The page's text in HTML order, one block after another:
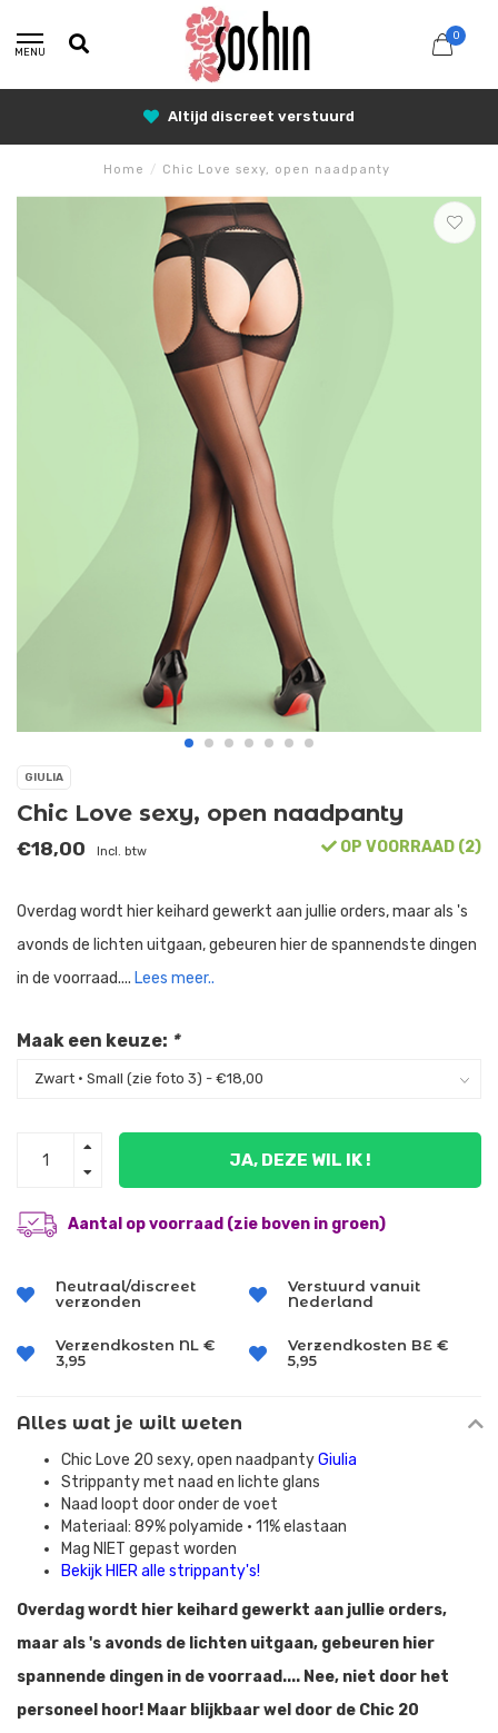
MENU
0
25% Korting met SUNSHINE25
Home / Chic Love sexy, open naadpanty
GIULIA
Chic Love sexy, open naadpanty
€18,00 Incl. btw OP VOORRAAD (2)
Overdag wordt hier keihard gewerkt aan jullie orders, maar als 's
avonds de lichten uitgaan, gebeuren hier de spannendste dingen
in de voorraad.... Lees meer..
Maak een keuze: *
JA, DEZE WIL IK !
Aantal op voorraad (zie boven in groen)
Neutraal/discreet
verzonden
Verstuurd vanuit
Nederland
Verzendkosten NL €
3,95
Verzendkosten BE €
5,95
Alles wat je wilt weten
Chic Love 20 sexy, open naadpantyGiulia
Strippanty met naad en lichte glans
Naad loopt door onder de voet
Materiaal: 89% polyamide • 11% elastaan
Mag NIET gepast worden
Bekijk HIER alle strippanty's!
Overdag wordt hier keihard gewerkt aan jullie orders,
maar als 's avonds de lichten uitgaan, gebeuren hier
spannende dingen in de voorraad.... Nee, niet door het
personeel hoor! Maar blijkbaar wel door de Chic 20